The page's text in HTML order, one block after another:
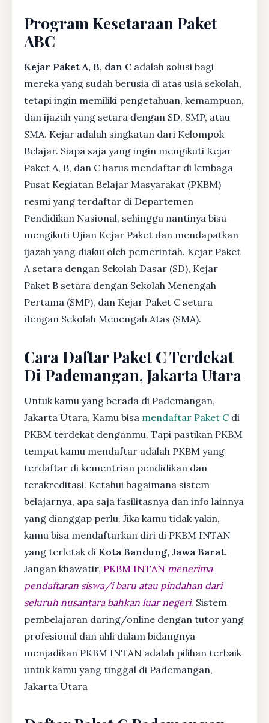
Program Kesetaraan Paket
ABC
Kejar Paket A, B, dan C adalah solusi bagi
mereka yang sudah berusia di atas usia sekolah,
tetapi ingin memiliki pengetahuan, kemampuan,
dan ijazah yang setara dengan SD, SMP, atau
SMA. Kejar adalah singkatan dari Kelompok
Belajar. Siapa saja yang ingin mengikuti Kejar
Paket A, B, dan C harus mendaftar di lembaga
Pusat Kegiatan Belajar Masyarakat (PKBM)
resmi yang terdaftar di Departemen
Pendidikan Nasional, sehingga nantinya bisa
mengikuti Ujian Kejar Paket dan mendapatkan
ijazah yang diakui oleh pemerintah. Kejar Paket
A setara dengan Sekolah Dasar (SD), Kejar
Paket B setara dengan Sekolah Menengah
Pertama (SMP), dan Kejar Paket C setara
dengan Sekolah Menengah Atas (SMA).
Cara Daftar Paket C Terdekat
Di Pademangan, Jakarta Utara
Untuk kamu yang berada di Pademangan,
Jakarta Utara, Kamu bisa mendaftar Paket C di
PKBM terdekat denganmu. Tapi pastikan PKBM
tempat kamu mendaftar adalah PKBM yang
terdaftar di kementrian pendidikan dan
terakreditasi. Ketahui bagaimana sistem
belajarnya, apa saja fasilitasnya dan info lainnya
yang dianggap perlu. Jika kamu tidak yakin,
kamu bisa mendaftarkan diri di PKBM INTAN
yang terletak di Kota Bandung, Jawa Barat.
Jangan khawatir, PKBM INTAN menerima
pendaftaran siswa/i baru atau pindahan dari
seluruh nusantara bahkan luar negeri. Sistem
pembelajaran daring/online dengan tutor yang
profesional dan ahli dalam bidangnya
menjadikan PKBM INTAN adalah pilihan terbaik
untuk kamu yang tinggal di Pademangan,
Jakarta Utara